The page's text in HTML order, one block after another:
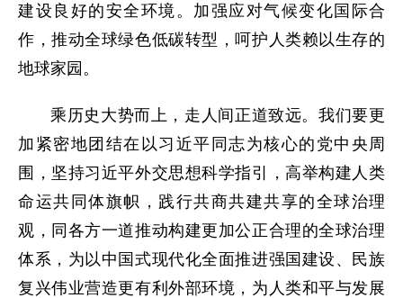
建设良好的安全环境。加强应对气候变化国际合
作，推动全球绿色低碳转型，呵护人类赖以生存的
地球家园。
乘历史大势而上，走人间正道致远。我们要更
加紧密地团结在以习近平同志为核心的党中央周
围，坚持习近平外交思想科学指引，高举构建人类
命运共同体旗帜，践行共商共建共享的全球治理
观，同各方一道推动构建更加公正合理的全球治理
体系，为以中国式现代化全面推进强国建设、民族
复兴伟业营造更有利外部环境，为人类和平与发展